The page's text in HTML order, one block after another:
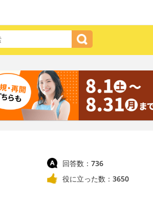
回答数： 736
役に立った数： 3650